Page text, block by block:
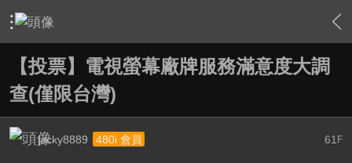
› 家庭劇院 › 顯示器材討論區 › 內容
【投票】電視螢幕廠牌服務滿意度大調
查(僅限台灣)
61 F
jacky8889 480i 會員